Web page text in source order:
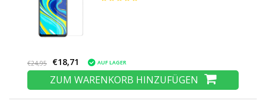
€24,95 €18,71 AUF LAGER
ZUM WARENKORB HINZUFÜGEN